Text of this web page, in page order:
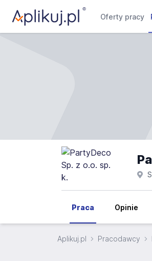
Oferty pracy
Praca Opinie
Aplikuj.pl Pracodawcy